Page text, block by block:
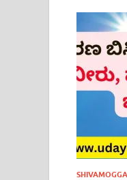
SHIVAMOGGA